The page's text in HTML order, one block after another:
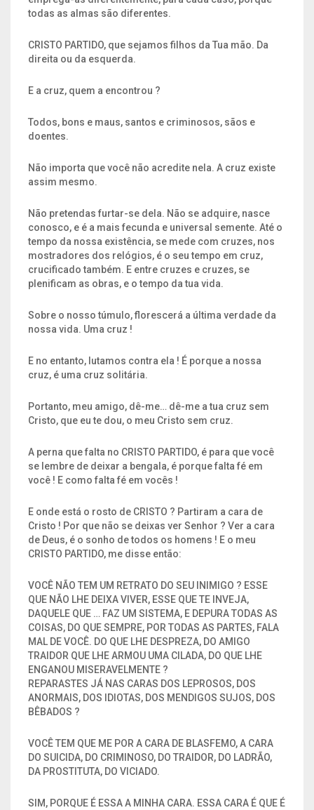
todas as almas são diferentes.
CRISTO PARTIDO, que sejamos filhos da Tua mão. Da
direita ou da esquerda.
E a cruz, quem a encontrou ?
Todos, bons e maus, santos e criminosos, sãos e
doentes.
Não importa que você não acredite nela. A cruz existe
assim mesmo.
Não pretendas furtar-se dela. Não se adquire, nasce
conosco, e é a mais fecunda e universal semente. Até o
tempo da nossa existência, se mede com cruzes, nos
mostradores dos relógios, é o seu tempo em cruz,
crucificado também. E entre cruzes e cruzes, se
plenificam as obras, e o tempo da tua vida.
Sobre o nosso túmulo, florescerá a última verdade da
nossa vida. Uma cruz !
E no entanto, lutamos contra ela ! É porque a nossa
cruz, é uma cruz solitária.
Portanto, meu amigo, dê-me… dê-me a tua cruz sem
Cristo, que eu te dou, o meu Cristo sem cruz.
A perna que falta no CRISTO PARTIDO, é para que você
se lembre de deixar a bengala, é porque falta fé em
você ! E como falta fé em vocês !
E onde está o rosto de CRISTO ? Partiram a cara de
Cristo ! Por que não se deixas ver Senhor ? Ver a cara
de Deus, é o sonho de todos os homens ! E o meu
CRISTO PARTIDO, me disse então:
VOCÊ NÃO TEM UM RETRATO DO SEU INIMIGO ? ESSE
QUE NÃO LHE DEIXA VIVER, ESSE QUE TE INVEJA,
DAQUELE QUE … FAZ UM SISTEMA, E DEPURA TODAS AS
COISAS, DO QUE SEMPRE, POR TODAS AS PARTES, FALA
MAL DE VOCÊ. DO QUE LHE DESPREZA, DO AMIGO
TRAIDOR QUE LHE ARMOU UMA CILADA, DO QUE LHE
ENGANOU MISERAVELMENTE ?
REPARASTES JÁ NAS CARAS DOS LEPROSOS, DOS
ANORMAIS, DOS IDIOTAS, DOS MENDIGOS SUJOS, DOS
BÊBADOS ?
VOCÊ TEM QUE ME POR A CARA DE BLASFEMO, A CARA
DO SUICIDA, DO CRIMINOSO, DO TRAIDOR, DO LADRÃO,
DA PROSTITUTA, DO VICIADO.
SIM, PORQUE É ESSA A MINHA CARA. ESSA CARA É QUE É